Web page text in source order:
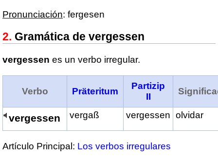
Pronunciación: fergesen
Gramática de vergessen
vergessen es un verbo irregular.
Verbo Präteritum
Partizip
II
vergessen vergaß vergessen olvidar
Artículo Principal: Los verbos irregulares